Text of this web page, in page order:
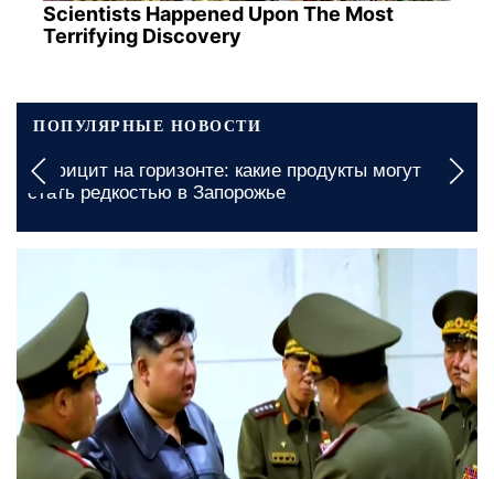
Scientists Happened Upon The Most
Terrifying Discovery
ПОПУЛЯРНЫЕ НОВОСТИ
«Это угроза всем демократиям»: эксперт
предупредил о возможном вовлечении
северокорейцев в войну